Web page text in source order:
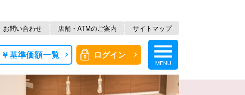
お問い合わせ 店舗・ATMのご案内 サイトマップ
￥基準価額一覧
MENU